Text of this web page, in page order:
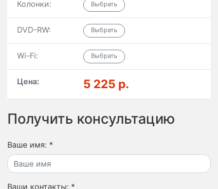
Колонки:
DVD-RW:
Wi-Fi:
Цена: 5 225 р.
Получить консультацию
Ваше имя: *
Ваши контакты: *